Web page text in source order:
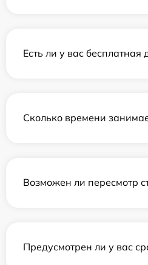
Есть ли у вас бесплатная
Сколько времени
Возможен ли пересмотр
Предусмотрен ли у вас